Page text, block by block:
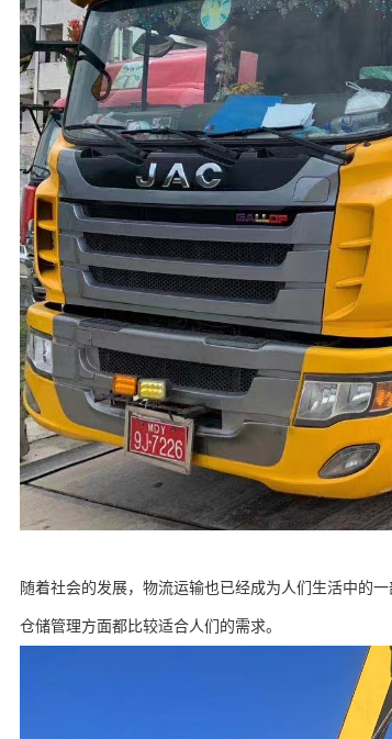
随着社会的发展，物流运输也已经成为人们生活中的
仓储管理方面都比较适合人们的需求。